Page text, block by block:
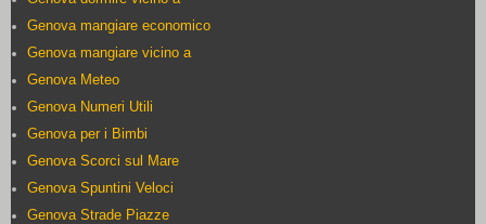
Genova mangiare economico
Genova mangiare vicino a
Genova Meteo
Genova Numeri Utili
Genova per i Bimbi
Genova Scorci sul Mare
Genova Spuntini Veloci
Genova Strade Piazze